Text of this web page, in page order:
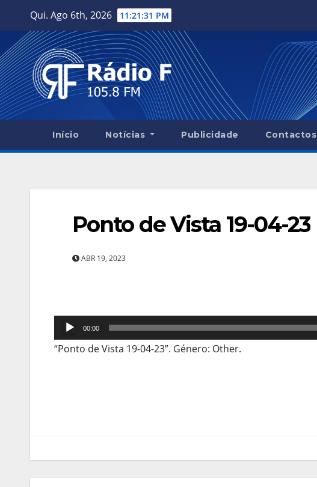
content
Qui. Ago 6th, 2026 11:21:32 PM
Início Notícias Publicidade Contactos
Ponto de Vista 19-04-23
ABR 19, 2023
Reprodutor
de
00:00
“Ponto de Vista 19-04-23”. Género: Other.